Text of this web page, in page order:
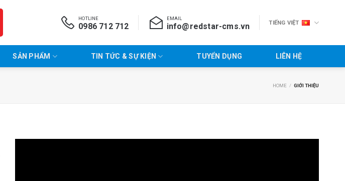
HOTLINE
0986 712 712
EMAIL
info@redstar-cms.vn TIẾNG VIỆT
SẢN PHẨM TIN TỨC & SỰ KIỆN TUYỂN DỤNG LIÊN HỆ
HOME / GIỚI THIỆU